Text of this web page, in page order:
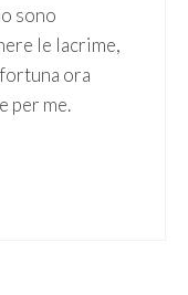
sono
le lacrime,
ora
per me.